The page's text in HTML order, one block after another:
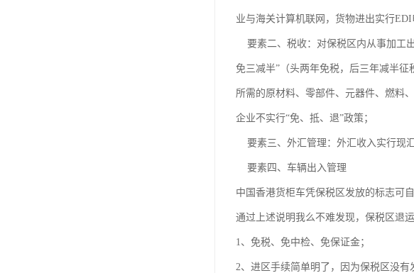
业与海关计算机联网，货物进出实行EDI
要素二、税收：对保税区内从事加工
免三减半”（头两年免税，后三年减半
所需的原材料、零部件、元器件、燃料
企业不实行“免、抵、退”政策；
要素三、外汇管理：外汇收入实行现
要素四、车辆出入管理
中国香港货柜车凭保税区发放的标志可
通过上述说明我么不难发现，保税区退
1、免税、免中检、免保证金；
2、进区手续简单明了，因为保税区没有